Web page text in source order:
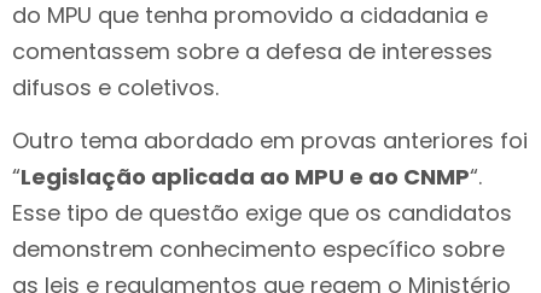
do MPU que tenha promovido a cidadania e
comentassem sobre a defesa de interesses
difusos e coletivos.
Outro tema abordado em provas anteriores foi
“Legislação aplicada ao MPU e ao CNMP“.
Esse tipo de questão exige que os candidatos
demonstrem conhecimento específico sobre
as leis e regulamentos que regem o Ministério